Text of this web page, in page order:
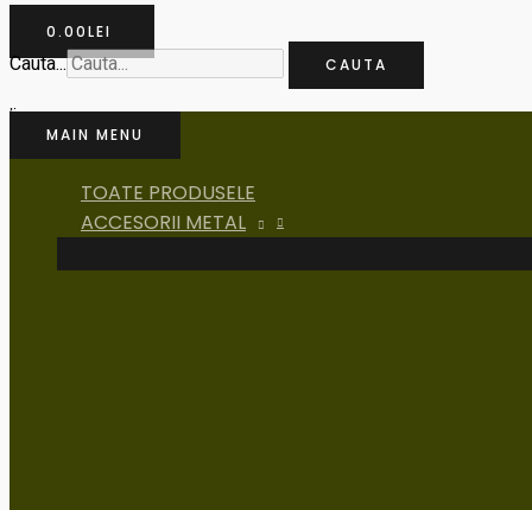
0.00LEI
Cauta... CAUTA
MAIN MENU
TOATE PRODUSELE
ACCESORII METAL